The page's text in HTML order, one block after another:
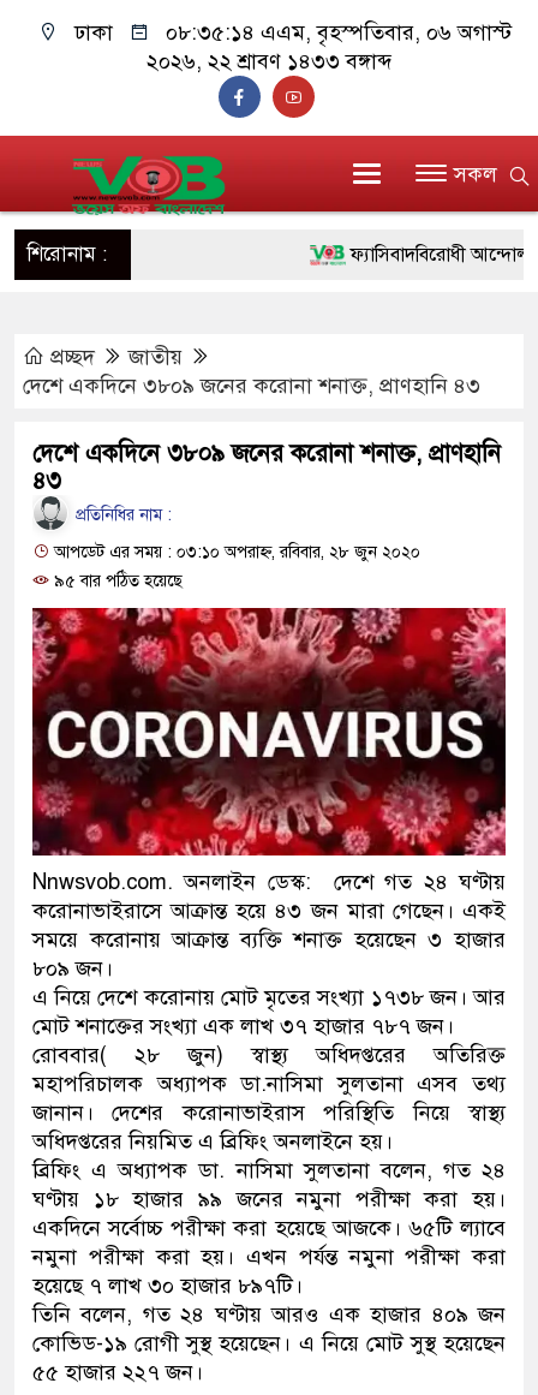
ঢাকা ০৮:৩৫:১৪ এএম, বৃহস্পতিবার, ০৬ অগাস্ট
২০২৬, ২২ শ্রাবণ ১৪৩৩ বঙ্গাব্দ
সকল
শিরোনাম : ফ্যাসিবাদবিরোধী আন্দোলনে
উদ্ধার
প্রধানমন্ত্রী
মিরপুর মডেল থানার
মাদক কারবারি গ্রেফতার
২৮ লাখ টাকার জাল নোটসহ
থানা পুলিশ
যেকোনো সময় বেনজীরের
নেতৃত্ব ও গণতন্ত্রের মূর্তমান
যে ভাবে ডেভিড ইমনের কাছে
অবৈধ বিদেশি পিস্তল,
জড়িত কিশোর গ্যাংয়ের চার শিশু
ডাকাতির প্রস্তুতিকালে
থানা পুলিশ
প্রচ্ছদ
জাতীয়
দেশে একদিনে ৩৮০৯ জনের করোনা শনাক্ত, প্রাণহানি ৪৩
দেশে একদিনে ৩৮০৯ জনের করোনা শনাক্ত, প্রাণহানি
৪৩
প্রতিনিধির নাম :
আপডেট এর সময় : ০৩:১০ অপরাহ্ন, রবিবার, ২৮ জুন ২০২০
৯৫ বার পঠিত হয়েছে
Nnwsvob.com. অনলাইন ডেস্ক: দেশে গত ২৪ ঘণ্টায়
করোনাভাইরাসে আক্রান্ত হয়ে ৪৩ জন মারা গেছেন। একই
সময়ে করোনায় আক্রান্ত ব্যক্তি শনাক্ত হয়েছেন ৩ হাজার
৮০৯ জন।
এ নিয়ে দেশে করোনায় মোট মৃতের সংখ্যা ১৭৩৮ জন। আর
মোট শনাক্তের সংখ্যা এক লাখ ৩৭ হাজার ৭৮৭ জন।
রোববার( ২৮ জুন) স্বাস্থ্য অধিদপ্তরের অতিরিক্ত
মহাপরিচালক অধ্যাপক ডা.নাসিমা সুলতানা এসব তথ্য
জানান। দেশের করোনাভাইরাস পরিস্থিতি নিয়ে স্বাস্থ্য
অধিদপ্তরের নিয়মিত এ ব্রিফিং অনলাইনে হয়।
ব্রিফিং এ অধ্যাপক ডা. নাসিমা সুলতানা বলেন, গত ২৪
ঘণ্টায় ১৮ হাজার ৯৯ জনের নমুনা পরীক্ষা করা হয়।
একদিনে সর্বোচ্চ পরীক্ষা করা হয়েছে আজকে। ৬৫টি ল‌্যাবে
নমুনা পরীক্ষা করা হয়। এখন পর্যন্ত নমুনা পরীক্ষা করা
হয়েছে ৭ লাখ ৩০ হাজার ৮৯৭টি।
তিনি বলেন, গত ২৪ ঘণ্টায় আরও এক হাজার ৪০৯ জন
কোভিড-১৯ রোগী সুস্থ হয়েছেন। এ নিয়ে মোট সুস্থ হয়েছেন
৫৫ হাজার ২২৭ জন।